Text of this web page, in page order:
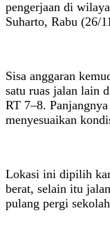
pengerjaan di
Suharto, Rabu (26/
Sisa anggaran
satu ruas jalan lain
RT 7–8.
menyesuaikan
Lokasi ini dipilih
berat, selain itu
pulang pergi